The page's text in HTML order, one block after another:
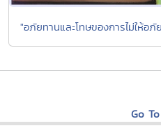
"อภัยทานและโทษของการไม่ให้อ
Go